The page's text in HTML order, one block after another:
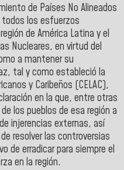
de Países No Alineados
todos los esfuerzos
de América Latina y el
Nucleares, en virtud del
a mantener su
tal y como estableció la
y Caribeños (CELAC),
en la que, entre otras
los pueblos de esa región a
injerencias externas, así
resolver las controversias
de erradicar para siempre el
en la región.